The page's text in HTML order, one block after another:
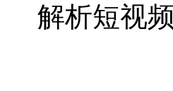
解析短视